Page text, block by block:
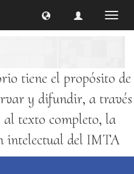
tiene el propósito de
y difundir, a través
al texto completo, la
intelectual del IMTA